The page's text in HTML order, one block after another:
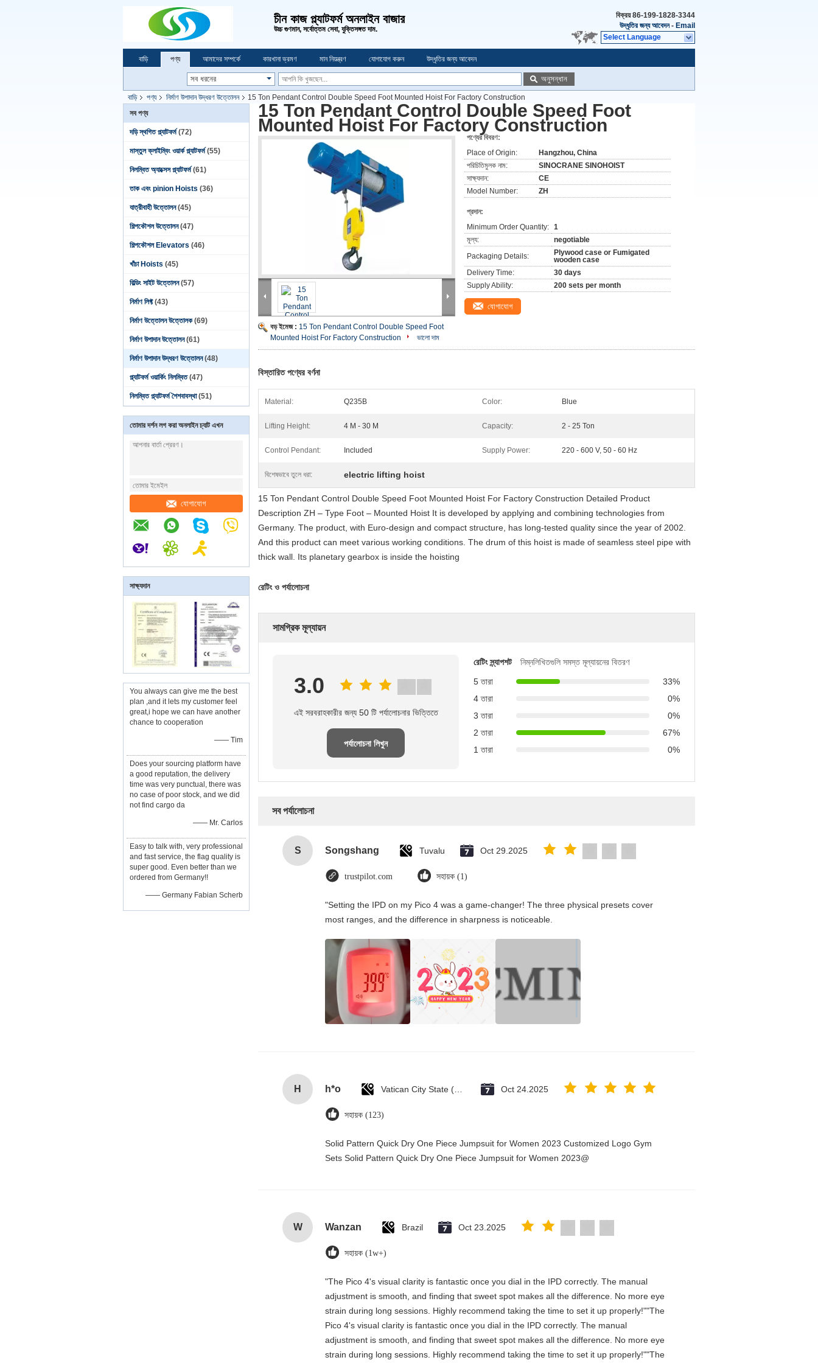
চীন কাজ প্ল্যাটফর্ম অনলাইন বাজার
উচ্চ গুণমান, সর্বোত্তম সেবা, যুক্তিসঙ্গত দাম.
বিক্রয়86-199-1828-3344
উদ্ধৃতির জন্য আবেদন - Email
Select Language
বাড়ি পণ্য আমাদের সম্পর্কে কারখানা ভ্রমণ মান নিয়ন্ত্রণ যোগাযোগ করুন উদ্ধৃতির জন্য আবেদন
অনুসন্ধান
বাড়ি পণ্য নির্মাণ উপাদান উদ্ধরণ উত্তোলন
15 Ton Pendant Control Double Speed Foot Mounted Hoist For Factory Construction
সব পণ্য
দড়ি স্থগিত প্ল্যাটফর্ম (72)
মাস্তুল ক্লাইম্বিং ওয়ার্ক প্ল্যাটফর্ম (55)
নিলম্বিত অ্যাক্সেস প্ল্যাটফর্ম (61)
তাক এবং pinion Hoists (36)
যাত্রীবাহী উত্তোলন (45)
শিল্পকৌশল উত্তোলন (47)
শিল্পকৌশল Elevators (46)
খাঁচা Hoists (45)
বিল্ডিং সাইট উত্তোলন (57)
নির্মাণ লিফ্ট (43)
নির্মাণ উত্তোলন উত্তোলক (69)
নির্মাণ উপাদান উত্তোলন (61)
নির্মাণ উপাদান উদ্ধরণ উত্তোলন (48)
প্ল্যাটফর্ম ওয়ার্কিং নিলম্বিত (47)
নিলম্বিত প্ল্যাটফর্ম শৈশবাবস্থা (51)
তোমার দর্শন লগ করা অনলাইন চ্যাট এখন
যোগাযোগ
সাক্ষ্যদান
You always can give me the best
plan ,and it lets my customer feel
great,i hope we can have another
chance to cooperation
—— Tim
Does your sourcing platform have
a good reputation, the delivery
time was very punctual, there was
no case of poor stock, and we did
not find cargo da
—— Mr. Carlos
Easy to talk with, very professional
and fast service, the flag quality is
super good. Even better than we
ordered from Germany!!
—— Germany Fabian Scherb
15 Ton Pendant Control Double Speed Foot
Mounted Hoist For Factory Construction
বড় ইমেজ : 15 Ton Pendant Control Double Speed Foot
Mounted Hoist For Factory Construction
ভালো দাম
পণ্যের বিবরণ:
Place of Origin:
Hangzhou, China
পরিচিতিমুলক নাম:
SINOCRANE SINOHOIST
সাক্ষ্যদান:
CE
Model Number:
ZH
প্রদান:
Minimum Order Quantity: 1
মূল্য:
negotiable
Packaging Details:
Plywood case or Fumigated
wooden case
Delivery Time:
30 days
Supply Ability:
200 sets per month
যোগাযোগ
বিস্তারিত পণ্যের বর্ণনা
Material: Q235B Color: Blue
Lifting Height: 4 M - 30 M Capacity: 2 - 25 Ton
Control Pendant: Included Supply Power: 220 - 600 V, 50 - 60 Hz
বিশেষভাবে তুলে ধরা: electric lifting hoist
15 Ton Pendant Control Double Speed Foot Mounted Hoist For Factory Construction Detailed Product
Description ZH – Type Foot – Mounted Hoist It is developed by applying and combining technologies from
Germany. The product, with Euro-design and compact structure, has long-tested quality since the year of 2002.
And this product can meet various working conditions. The drum of this hoist is made of seamless steel pipe with
thick wall. Its planetary gearbox is inside the hoisting
রেটিং ও পর্যালোচনা
সামগ্রিক মূল্যায়ন
3.0
এই সরবরাহকারীর জন্য 50 টি পর্যালোচনার ভিত্তিতে
পর্যালোচনা লিখুন
রেটিং স্ন্যাপশট
নিম্নলিখিতগুলি সমস্ত মূল্যায়নের বিতরণ
5 তারা
33%
4 তারা
0%
3 তারা
0%
2 তারা
67%
1 তারা
0%
সব পর্যালোচনা
S Songshang Tuvalu Oct 29.2025
trustpilot.com সহায়ক (1)
"Setting the IPD on my Pico 4 was a game-changer! The three physical presets cover
most ranges, and the difference in sharpness is noticeable.
H h*o Oct 24.2025
সহায়ক (123)
Solid Pattern Quick Dry One Piece Jumpsuit for Women 2023 Customized Logo Gym
Sets Solid Pattern Quick Dry One Piece Jumpsuit for Women 2023@
W Wanzan Brazil Oct 23.2025
সহায়ক (1w+)
"The Pico 4's visual clarity is fantastic once you dial in the IPD correctly. The manual
adjustment is smooth, and finding that sweet spot makes all the difference. No more eye
strain during long sessions. Highly recommend taking the time to set it up properly!""The
Pico 4's visual clarity is fantastic once you dial in the IPD correctly. The manual
adjustment is smooth, and finding that sweet spot makes all the difference. No more eye
strain during long sessions. Highly recommend taking the time to set it up properly!""The